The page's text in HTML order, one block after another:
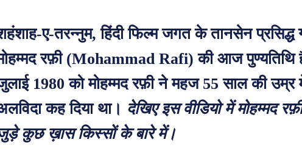
ए-तरन्नुम, हिंदी फिल्म जगत के तानसेन प्रसिद्ध
रफ़ी (Mohammad Rafi) की आज पुण्यतिथि
1980 को मोहम्मद रफ़ी ने महज 55 साल की उम्र
कह दिया था। देखिए इस वीडियो में मोहम्मद
कुछ ख़ास किस्सों के बारे में।